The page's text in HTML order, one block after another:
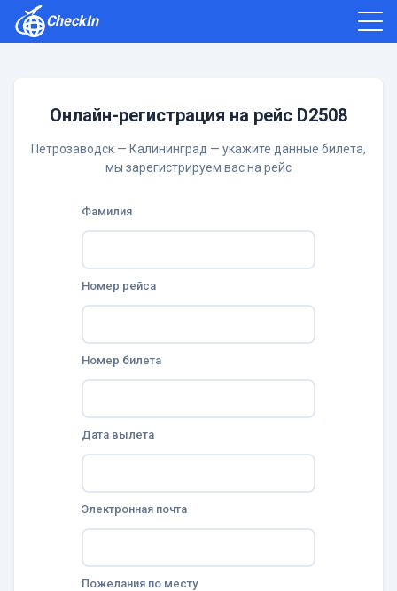
CheckIn
Онлайн-регистрация на рейс D2508
Петрозаводск — Калининград — укажите данные билета,
мы зарегистрируем вас на рейс
Фамилия
Номер рейса
Номер билета
Дата вылета
Электронная почта
Пожелания по месту